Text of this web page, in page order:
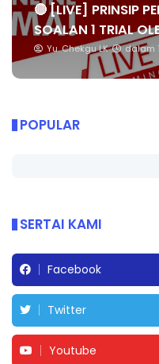
🔴 [LIVE] PRINSIP
SOALAN 1 TRIAL
Yu. Chekgu LK dalam
POPULAR
SERTAI KAMI
Facebook
Twitter
Youtube